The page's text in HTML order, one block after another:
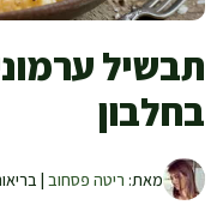
תבשיל
בחלבון
מאת: ריטה פסחוב |